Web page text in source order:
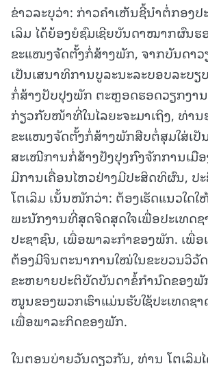
ຂ່າວລະບຸວ່າ: ກ່າວຄຳເຫັນຊີ້ນຳຕໍ່ກອງປ
ເລິມ ໄດ້ຍ້ອງຍໍຊົມເຊີຍບັນດາໝາກຜົນ
ຂະແໜງຈັດຕັ້ງກໍ່ສ້າງພັກ, ຈາກບັນດາ
ເປັນເສນາທິການບູລະນະລະບອບລະບຽ
ກໍ່ສ້າງປັບປຸງພັກ ຕະຫຼອດຮອດວຽກງາ
ກ່ຽວກັບໜ້າທີ່ໃນໄລຍະຈະມາເຖິງ, ທ່າ
ຂະແໜງຈັດຕັ້ງກໍ່ສ້າງພັກສືບຕໍ່ສຸມໃສ່ເປັ
ສະເໜີການກໍ່ສ້າງປັງປຸງກົງຈັກການເມື
ມີການເຄື່ອນໄຫວຢ່າງມີປະສິດທິຜົນ, ປ
ໂຕເລິມ ເນັ້ນໜັກວ່າ: ຕ້ອງເຮັດແນວໃດ
ພະນັກງານທີ່ສຸດຈິດສຸດໃຈເພື່ອປະເທດຊ
ປະຊາຊົນ, ເພື່ອພາລະກຳຂອງພັກ. ເພື່ອ
ຕ້ອງມີຈິນຕະນາການໃໝ່ໃນຂະບວນວິວັ
ຂະຫຍາຍປະຕິບັດບັນດາຂໍ້ກຳນົດຂອງພັ
ໜູນຂອງພວກເຮົາແມ່ນຮັບໃຊ້ປະເທດຊາ
ເພື່ອພາລະກິດຂອງພັກ.
ໃນຕອນບ່າຍວັນດຽວກັນ, ທ່ານ ໂຕເລິມໄ